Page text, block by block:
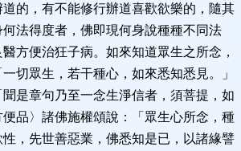
的，有不能修行辦道喜歡欲樂的，隨其
法得度者，佛即現何身說種種不同法
方便治狂子病。如來知道眾生之所念，
切眾生，若干種心，如來悉知悉見。」
是章句乃至一念生淨信者，須菩提，如
品〉諸佛施權頌說：「眾生心所念，種
，先世善惡業，佛悉知是已，以諸緣譬